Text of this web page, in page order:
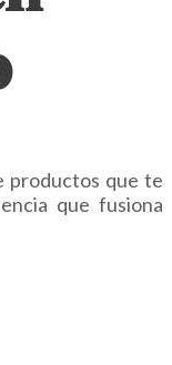
productos que te
que fusiona